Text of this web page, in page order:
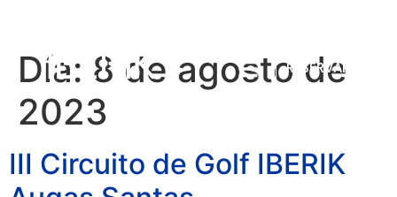
RESERVAR
Día: 8 de agosto de
2023
III Circuito de Golf IBERIK